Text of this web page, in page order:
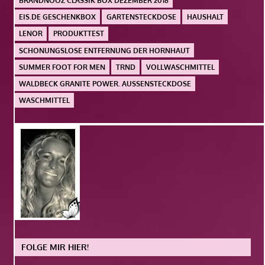
EIS.DE GESCHENKBOX
GARTENSTECKDOSE
HAUSHALT
LENOR
PRODUKTTEST
SCHONUNGSLOSE ENTFERNUNG DER HORNHAUT
SUMMER FOOT FOR MEN
TRND
VOLLWASCHMITTEL
WALDBECK GRANITE POWER. AUSSENSTECKDOSE
WASCHMITTEL
FOLGE MIR HIER!